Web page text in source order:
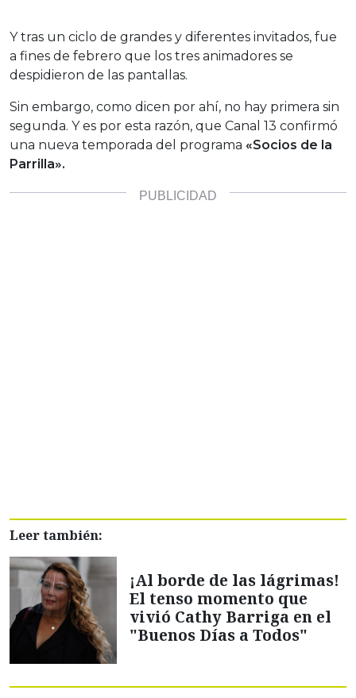
Y tras un ciclo de grandes y diferentes invitados, fue
a fines de febrero que los tres animadores se
despidieron de las pantallas.
Sin embargo, como dicen por ahí, no hay primera sin
segunda. Y es por esta razón, que Canal 13 confirmó
una nueva temporada del programa «Socios de la
Parrilla».
Leer también:
¡Al borde de las lágrimas!
El tenso momento que
vivió Cathy Barriga en el
"Buenos Días a Todos"